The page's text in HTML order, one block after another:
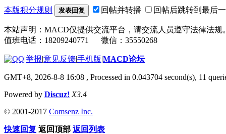
本版积分规则 发表回复 回帖并转播 回帖后跳转到最后
本站声明：MACD仅提供交流平台，请交流人员遵守法律法规
值班电话：18209240771 微信：35550268
|举报|意见反馈|手机版|MACD论坛
GMT+8, 2026-8-8 16:08 , Processed in 0.043704 second(s), 11
Powered by Discuz! X3.4
© 2001-2017 Comsenz Inc.
快速回复 返回顶部 返回列表